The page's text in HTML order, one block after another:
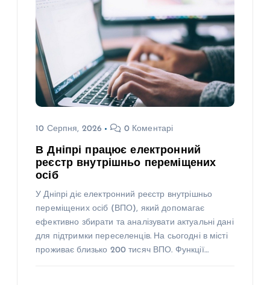
10 Серпня, 2026 0 Коментарі
В Дніпрі працює електронний
реєстр внутрішньо переміщених
осіб
У Дніпрі діє електронний реєстр внутрішньо
переміщених осіб (ВПО), який допомагає
ефективно збирати та аналізувати актуальні дані
для підтримки переселенців. На сьогодні в місті
проживає близько 200 тисяч ВПО. Функції…